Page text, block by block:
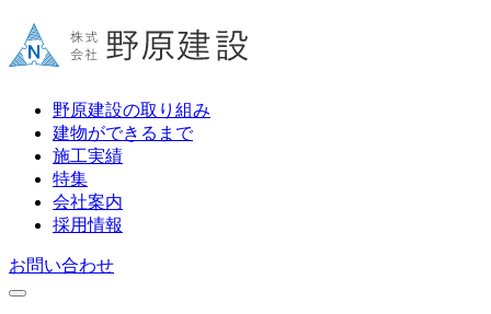
野原建設の取り組み
建物ができるまで
施工実績
特集
会社案内
採用情報
お問い合わせ